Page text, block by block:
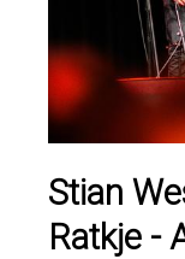
Stian
Ratkje -